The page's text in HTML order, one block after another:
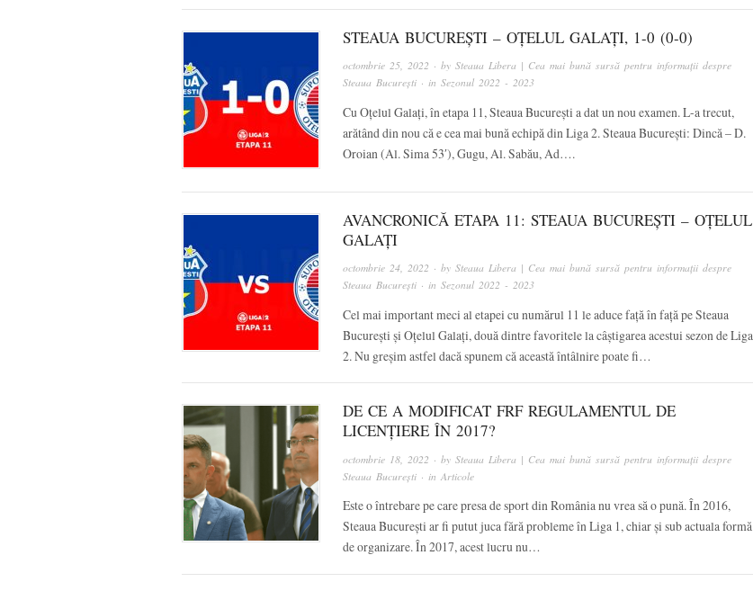
STEAUA BUCUREȘTI – OȚELUL GALAȚI, 1-0 (0-0)
octombrie 25, 2022 · by Steaua Libera | Cea mai bună sursă pentru informații despre
Steaua București · in Sezonul 2022 - 2023
Cu Oțelul Galați, în etapa 11, Steaua București a dat un nou examen. L-a trecut,
arătând din nou că e cea mai bună echipă din Liga 2. Steaua București: Dincă – D.
Oroian (Al. Sima 53′), Gugu, Al. Sabău, Ad….
AVANCRONICĂ ETAPA 11: STEAUA BUCUREȘTI – OȚELUL
GALAȚI
octombrie 24, 2022 · by Steaua Libera | Cea mai bună sursă pentru informații despre
Steaua București · in Sezonul 2022 - 2023
Cel mai important meci al etapei cu numărul 11 le aduce față în față pe Steaua
București și Oțelul Galați, două dintre favoritele la câștigarea acestui sezon de Liga
2. Nu greșim astfel dacă spunem că această întâlnire poate fi…
DE CE A MODIFICAT FRF REGULAMENTUL DE
LICENȚIERE ÎN 2017?
octombrie 18, 2022 · by Steaua Libera | Cea mai bună sursă pentru informații despre
Steaua București · in Articole
Este o întrebare pe care presa de sport din România nu vrea să o pună. În 2016,
Steaua București ar fi putut juca fără probleme în Liga 1, chiar și sub actuala formă
de organizare. În 2017, acest lucru nu…